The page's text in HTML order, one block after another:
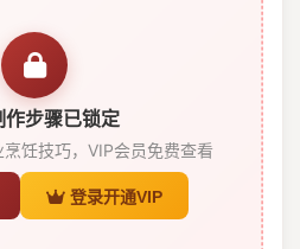
作步骤已锁定
饪技巧，VIP会员免费查看
登录开通VIP